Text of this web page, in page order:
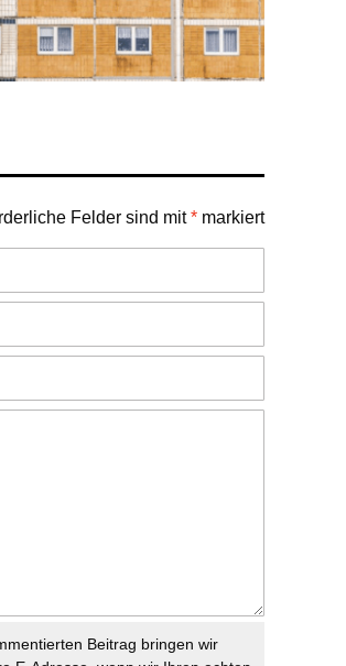
Felder sind mit* markiert
Beitrag bringen wir